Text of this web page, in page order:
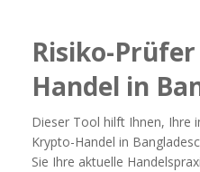
Risiko-
Handel in
Dieser Tool hilft Ihnen, Ihre
Krypto-Handel in
Sie Ihre aktuelle